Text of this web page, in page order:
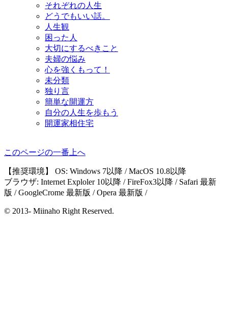
それぞれの人生
どうでもいい話。
人生観
困った人
大切にするべきこと
夫婦の悩み
心を強くもって！
未分類
独り言
簡単な開運方
自分の人生を歩もう
開運家相住宅
このページの一番上へ
【推奨環境】 OS: Windows 7以降 / MacOS 10.8以降
ブラウザ: Internet Exploler 10以降 / FireFox3以降 / Safari 最新
版 / GoogleCrome 最新版 / Opera 最新版 /
© 2013- Miinaho Right Reserved.